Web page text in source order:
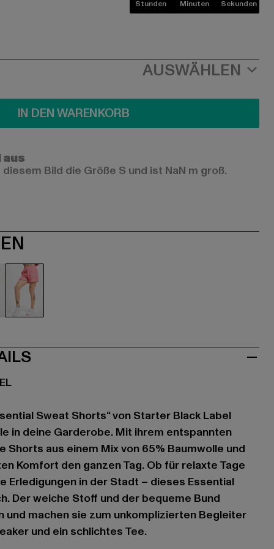
Stunden Minuten Sekunden
AUSWÄHLEN
IN DEN WARENKORB
Bild die Größe S und ist NaN m groß.
Sweat Shorts“ von Starter Black Label
in deine Garderobe. Mit ihrem entspannten
Shorts aus einem Mix von 65% Baumwolle und
Komfort den ganzen Tag. Ob für relaxte Tage
Erledigungen in der Stadt – dieses Essential
Der weiche Stoff und der bequeme Bund
und machen sie zum unkomplizierten Begleiter
und ein schlichtes Tee.